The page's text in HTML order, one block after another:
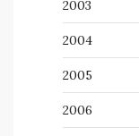
2003
2004
2005
2006